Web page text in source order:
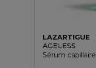
LAZARTIGUE
AGELESS
Sérum capillaire